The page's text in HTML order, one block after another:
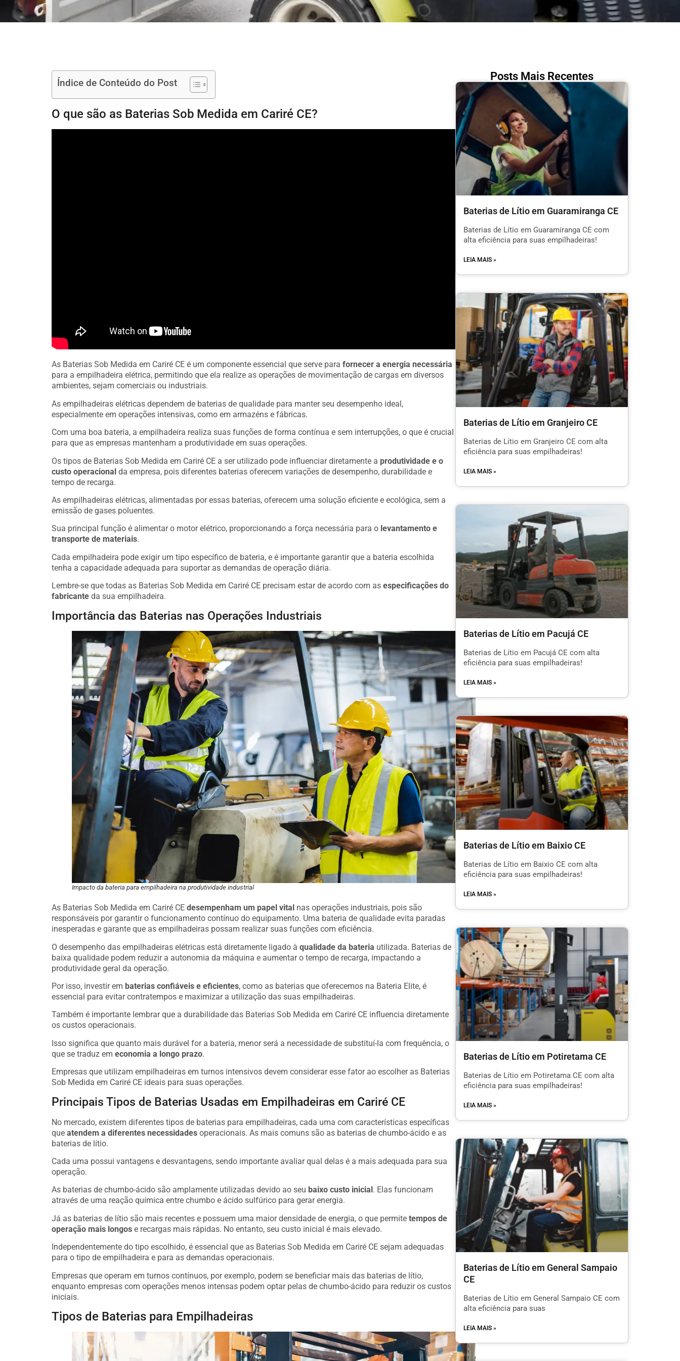
Índice de Conteúdo do Post
O que são as Baterias Sob Medida em Cariré CE?
As Baterias Sob Medida em Cariré CE é um componente essencial que serve para fornecer a energia necessária
para a empilhadeira elétrica, permitindo que ela realize as operações de movimentação de cargas em diversos
ambientes, sejam comerciais ou industriais.
As empilhadeiras elétricas dependem de baterias de qualidade para manter seu desempenho ideal,
especialmente em operações intensivas, como em armazéns e fábricas.
Com uma boa bateria, a empilhadeira realiza suas funções de forma contínua e sem interrupções, o que é crucial
para que as empresas mantenham a produtividade em suas operações.
Os tipos de Baterias Sob Medida em Cariré CE a ser utilizado pode influenciar diretamente a produtividade e o
custo operacional da empresa, pois diferentes baterias oferecem variações de desempenho, durabilidade e
tempo de recarga.
As empilhadeiras elétricas, alimentadas por essas baterias, oferecem uma solução eficiente e ecológica, sem a
emissão de gases poluentes.
Sua principal função é alimentar o motor elétrico, proporcionando a força necessária para o levantamento e
transporte de materiais.
Cada empilhadeira pode exigir um tipo específico de bateria, e é importante garantir que a bateria escolhida
tenha a capacidade adequada para suportar as demandas de operação diária.
Lembre-se que todas as Baterias Sob Medida em Cariré CE precisam estar de acordo com as especificações do
fabricante da sua empilhadeira.
Importância das Baterias nas Operações Industriais
Impacto da bateria para empilhadeira na produtividade industrial
As Baterias Sob Medida em Cariré CE desempenham um papel vital nas operações industriais, pois são
responsáveis por garantir o funcionamento contínuo do equipamento. Uma bateria de qualidade evita paradas
inesperadas e garante que as empilhadeiras possam realizar suas funções com eficiência.
O desempenho das empilhadeiras elétricas está diretamente ligado à qualidade da bateria utilizada. Baterias de
baixa qualidade podem reduzir a autonomia da máquina e aumentar o tempo de recarga, impactando a
produtividade geral da operação.
Por isso, investir em baterias confiáveis e eficientes, como as baterias que oferecemos na Bateria Elite, é
essencial para evitar contratempos e maximizar a utilização das suas empilhadeiras.
Também é importante lembrar que a durabilidade das Baterias Sob Medida em Cariré CE influencia diretamente
os custos operacionais.
Isso significa que quanto mais durável for a bateria, menor será a necessidade de substituí-la com frequência, o
que se traduz em economia a longo prazo.
Empresas que utilizam empilhadeiras em turnos intensivos devem considerar esse fator ao escolher as Baterias
Sob Medida em Cariré CE ideais para suas operações.
Principais Tipos de Baterias Usadas em Empilhadeiras em Cariré CE
No mercado, existem diferentes tipos de baterias para empilhadeiras, cada uma com características específicas
que atendem a diferentes necessidades operacionais. As mais comuns são as baterias de chumbo-ácido e as
baterias de lítio.
Cada uma possui vantagens e desvantagens, sendo importante avaliar qual delas é a mais adequada para sua
operação.
As baterias de chumbo-ácido são amplamente utilizadas devido ao seu baixo custo inicial . Elas funcionam
através de uma reação química entre chumbo e ácido sulfúrico para gerar energia.
Já as baterias de lítio são mais recentes e possuem uma maior densidade de energia, o que permite tempos de
operação mais longos e recargas mais rápidas. No entanto, seu custo inicial é mais elevado.
Independentemente do tipo escolhido, é essencial que as Baterias Sob Medida em Cariré CE sejam adequadas
para o tipo de empilhadeira e para as demandas operacionais.
Empresas que operam em turnos contínuos, por exemplo, podem se beneficiar mais das baterias de lítio,
enquanto empresas com operações menos intensas podem optar pelas de chumbo-ácido para reduzir os custos
iniciais.
Tipos de Baterias para Empilhadeiras
Posts Mais Recentes
Baterias de Lítio em Guaramiranga CE
Baterias de Lítio em Guaramiranga CE com
alta eficiência para suas empilhadeiras!
LEIA MAIS »
Baterias de Lítio em Granjeiro CE
Baterias de Lítio em Granjeiro CE com alta
eficiência para suas empilhadeiras!
LEIA MAIS »
Baterias de Lítio em Pacujá CE
Baterias de Lítio em Pacujá CE com alta
eficiência para suas empilhadeiras!
LEIA MAIS »
Baterias de Lítio em Baixio CE
Baterias de Lítio em Baixio CE com alta
eficiência para suas empilhadeiras!
LEIA MAIS »
Baterias de Lítio em Potiretama CE
Baterias de Lítio em Potiretama CE com alta
eficiência para suas empilhadeiras!
LEIA MAIS »
Baterias de Lítio em General Sampaio
CE
Baterias de Lítio em General Sampaio CE com
alta eficiência para suas
LEIA MAIS »